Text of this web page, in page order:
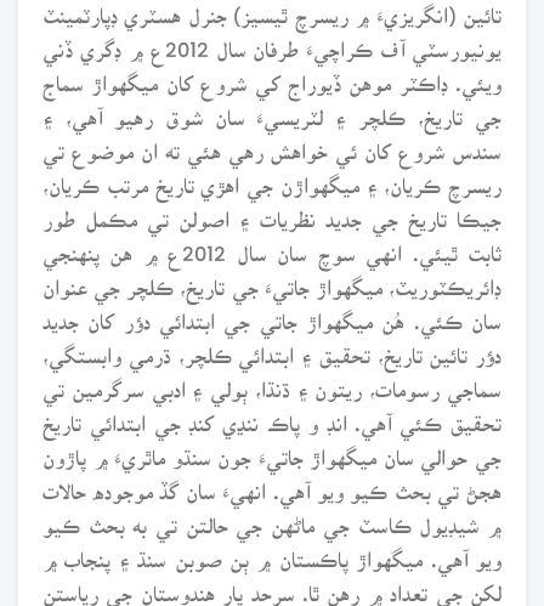
تائين (انگريزيءَ ۾ ريسرچ ٿيسيز) جنرل هسٽري ڊپارٽمينٽ
يونيورسٽي آف ڪراچيءَ طرفان سال 2012ع ۾ ڊگري ڏني
ويئي. ڊاڪٽر موهن ڏيوراج کي شروع کان ميگهواڙ سماج
جي تاريخ، ڪلچر ۽ لٽريسيءَ سان شوق رهيو آهي، ۽
سندس شروع کان ئي خواهش رهي هئي ته ان موضوع تي
ريسرچ ڪريان، ۽ ميگهواڙن جي اهڙي تاريخ مرتب ڪريان،
جيڪا تاريخ جي جديد نظريات ۽ اصولن تي مڪمل طور
ڊائريڪٽوريٽ، ميگهواڙ جاتيءَ جي تاريخ، ڪلچر جي عنوان
سان ڪئي. هُن ميگهواڙ جاتي جي ابتدائي دؤر کان جديد
دؤر تائين تاريخ، تحقيق ۽ ابتدائي ڪلچر، ڌرمي وابستگي،
سماجي رسومات، ريتون ۽ ڌنڌا، ٻولي ۽ ادبي سرگرمين تي
تحقيق ڪئي آهي. انڊ و پاڪ ننڍي کنڊ جي ابتدائي تاريخ
جي حوالي سان ميگهواڙ جاتيءَ جون سنڌو ماٿريءَ ۾ پاڙون
هجڻ تي بحث ڪيو ويو آهي. انهيءَ سان گڏ موجوده حالات
۾ شيڊيول ڪاسٽ جي ماڻهن جي حالتن تي به بحث ڪيو
ويو آهي. ميگهواڙ پاڪستان ۾ ٻن صوبن سنڌ ۽ پنجاب ۾
لکن جي تعداد ۾ رهن ٿا. سرحد پار هندوستان جي رياستن